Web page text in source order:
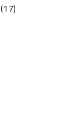
(17)